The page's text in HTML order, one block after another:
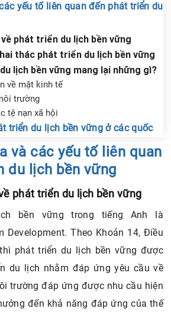
yếu tố liên quan đến phát triển du
phát triển du lịch bền vững
thác phát triển du lịch bền vững
lịch bền vững mang lại những gì?
về mặt kinh tế
trường
tệ nạn xã hội
triển du lịch bền vững ở các quốc
phát triển du lịch bền vững ở các
về ngành phát triển du lịch bền
khăn trong việc phát triển du lịch bền
phát triển du lịch bền vững tại Việt
sẻ tin với bạn bè
và các yếu tố liên quan
du lịch bền vững
phát triển du lịch bền vững
bền vững trong tiếng Anh là
Development. Theo Khoản 14, Điều
phát triển du lịch bền vững được
du lịch nhằm đáp ứng yêu cầu về
trường đáp ứng được nhu cầu hiện
đến khả năng đáp ứng của thế